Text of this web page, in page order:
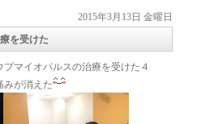
2015年3月13日 金曜日
を受けた
マイオパルスの治療を受けた４
みが消えた